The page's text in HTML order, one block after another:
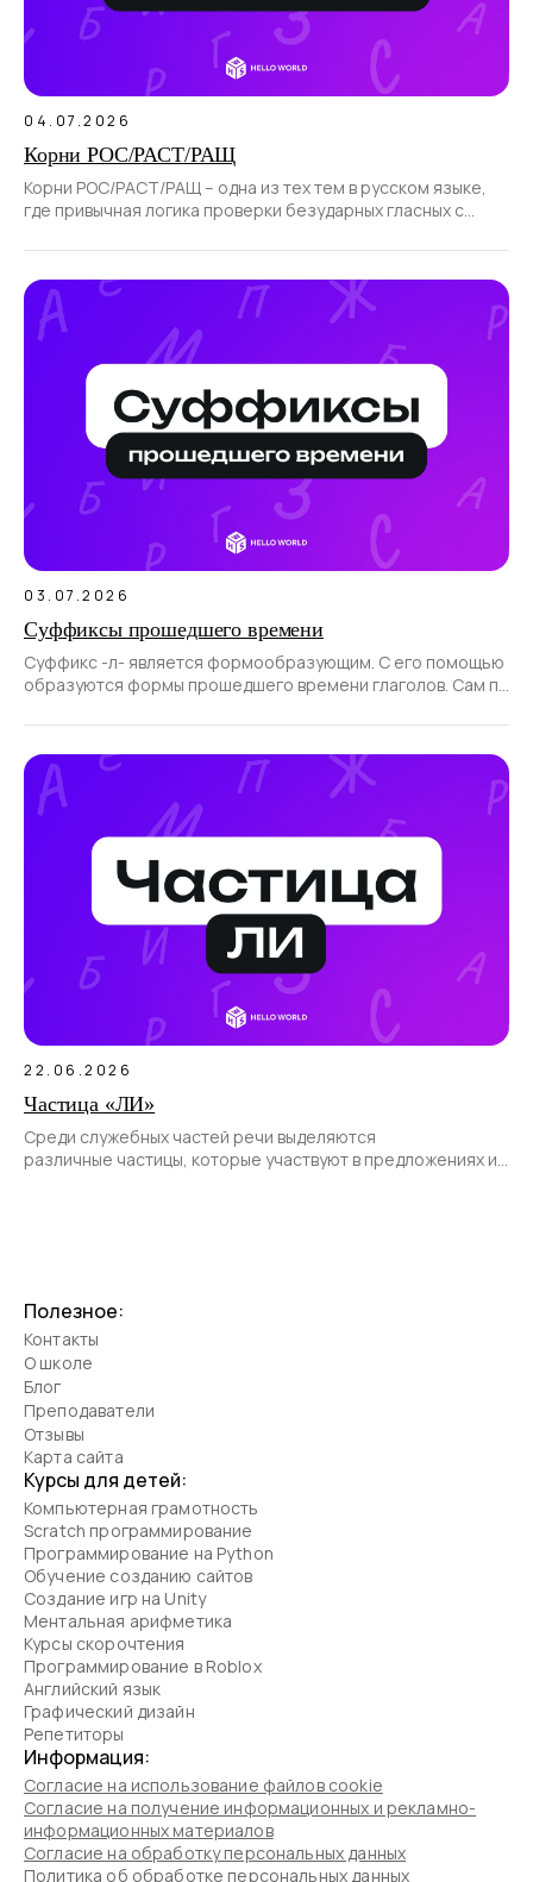
04.07.2026
Корни РОС/РАСТ/РАЩ
Корни РОС/РАСТ/РАЩ – одна из тех тем в русском языке,
где привычная логика проверки безударных гласных с
03.07.2026
Суффиксы прошедшего времени
Суффикс -л- является формообразующим. С его помощью
образуются формы прошедшего времени глаголов. Сам по
22.06.2026
Частица «ЛИ»
Среди служебных частей речи выделяются
различные частицы, которые участвуют в предложениях и
Полезное:
Контакты
О школе
Блог
Преподаватели
Отзывы
Карта сайта
Курсы для детей:
Компьютерная грамотность
Scratch программирование
Программирование на Python
Обучение созданию сайтов
Создание игр на Unity
Ментальная арифметика
Курсы скорочтения
Программирование в Roblox
Английский язык
Графический дизайн
Репетиторы
Информация:
Согласие на использование файлов cookie
Согласие на получение информационных и рекламно-
информационных материалов
Согласие на обработку персональных данных
Политика об обработке персональных данных